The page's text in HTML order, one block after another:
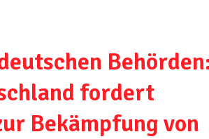
fordert
Bekämpfung von